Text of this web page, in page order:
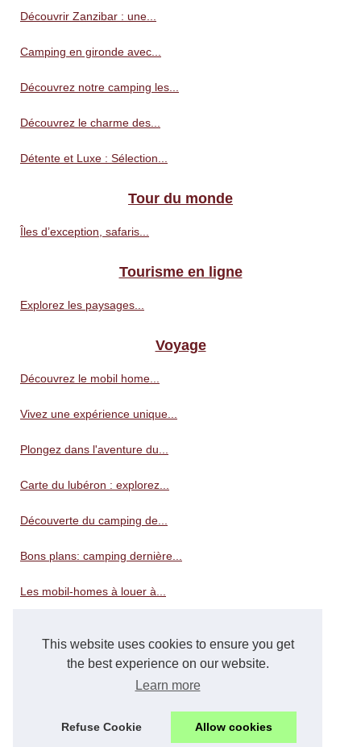
This website uses cookies to ensure you get
the best experience on our website.
Learn more
Refuse Cookie Allow cookies
Découvrir Zanzibar : une...
Camping en gironde avec...
Découvrez notre camping les...
Découvrez le charme des...
Détente et Luxe : Sélection...
Tour du monde
Îles d’exception, safaris...
Tourisme en ligne
Explorez les paysages...
Voyage
Découvrez le mobil home...
Vivez une expérience unique...
Plongez dans l'aventure du...
Carte du lubéron : explorez...
Découverte du camping de...
Bons plans: camping dernière...
Les mobil-homes à louer à...
Découvrez le charme du...